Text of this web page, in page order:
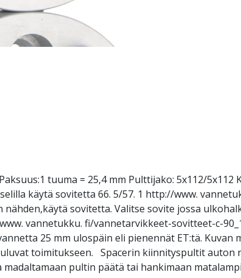
tuuma = 25,4 mm Pulttijako: 5x112/5x112
käytä sovitetta 66. 5/57. 1 http://www.
sovitetta. Valitse sovite jossa
vannetukku. fi/vannetarvikkeet-sovitteet-c-
25 mm ulospäin eli pienennät ET:tä.
toimitukseen. Spacerin kiinnityspultit auton
pultin päätä tai hankimaan